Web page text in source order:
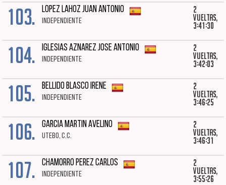
103. LOPEZ LAHOZ JUAN ANTONIO
INDEPENDIENTE
2
vueltas,
3:41:30
104. IGLESIAS AZNAREZ JOSE ANTONIO
INDEPENDIENTE
2
vueltas,
3:42:03
105. BELLIDO BLASCO IRENE
INDEPENDIENTE
2
vueltas,
3:46:25
106. GARCIA MARTIN AVELINO
UTEBO, C.C.
2
vueltas,
3:46:31
107. CHAMORRO PEREZ CARLOS
INDEPENDIENTE
2
vueltas,
3:55:26